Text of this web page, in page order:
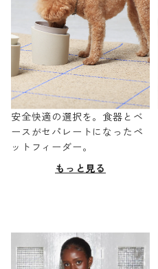
安全快適の選択を。食器とベ
ースがセパレートになったペ
ットフィーダー。
もっと見る